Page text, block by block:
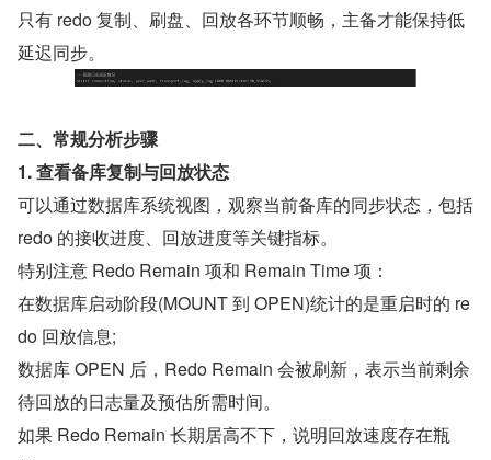
只有 redo 复制、刷盘、回放各环节顺畅，主备才能保持低
延迟同步。
二、常规分析步骤
1. 查看备库复制与回放状态
可以通过数据库系统视图，观察当前备库的同步状态，包括
redo 的接收进度、回放进度等关键指标。
特别注意 Redo Remain 项和 Remain Time 项：
在数据库启动阶段(MOUNT 到 OPEN)统计的是重启时的 re
do 回放信息;
数据库 OPEN 后，Redo Remain 会被刷新，表示当前剩余
待回放的日志量及预估所需时间。
如果 Redo Remain 长期居高不下，说明回放速度存在瓶